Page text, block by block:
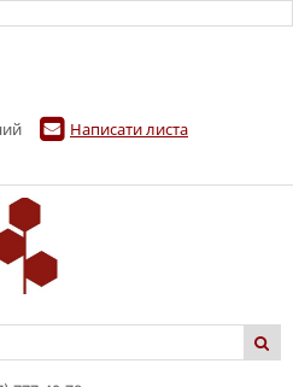
Написати листа